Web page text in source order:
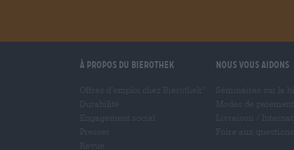
À propos du Bierothek Nous vous aidons